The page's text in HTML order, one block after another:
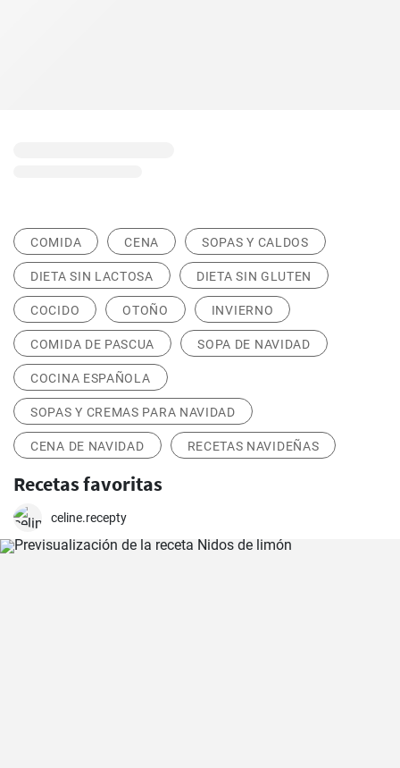
COMIDA CENA SOPAS Y CALDOS
DIETA SIN LACTOSA DIETA SIN GLUTEN
COCIDO OTOÑO INVIERNO
COMIDA DE PASCUA SOPA DE NAVIDAD
COCINA ESPAÑOLA
SOPAS Y CREMAS PARA NAVIDAD
CENA DE NAVIDAD RECETAS NAVIDEÑAS
Recetas favoritas
celine.recepty